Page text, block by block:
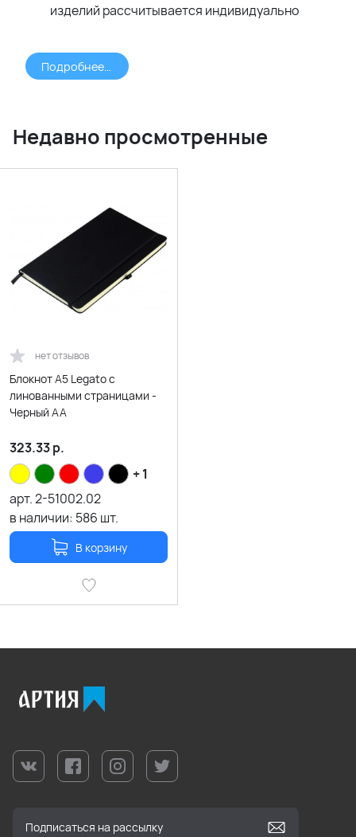
изделий рассчитывается индивидуально
Подробнее >>>
Недавно просмотренные
нет отзывов
Блокнот A5 Legato с
линованными страницами -
Черный AA
323.33р.
+ 1
арт.2-51002.02
в наличии: 586 шт.
В корзину